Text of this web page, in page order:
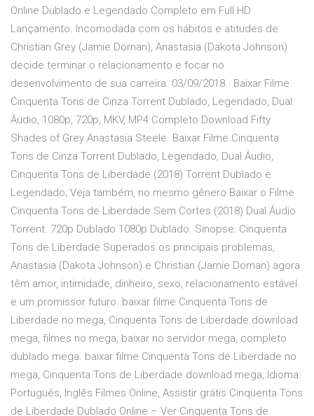
Online Dublado e Legendado Completo em Full HD
Lançamento. Incomodada com os hábitos e atitudes de
Christian Grey (Jamie Dornan), Anastasia (Dakota Johnson)
decide terminar o relacionamento e focar no
desenvolvimento de sua carreira. 03/09/2018 · Baixar Filme
Cinquenta Tons de Cinza Torrent Dublado, Legendado, Dual
Áudio, 1080p, 720p, MKV, MP4 Completo Download Fifty
Shades of Grey Anastasia Steele. Baixar Filme Cinquenta
Tons de Cinza Torrent Dublado, Legendado, Dual Áudio,
Cinquenta Tons de Liberdade (2018) Torrent Dublado e
Legendado; Veja também, no mesmo gênero Baixar o Filme
Cinquenta Tons de Liberdade Sem Cortes (2018) Dual Áudio
Torrent. 720p Dublado 1080p Dublado. Sinopse: Cinquenta
Tons de Liberdade Superados os principais problemas,
Anastasia (Dakota Johnson) e Christian (Jamie Dornan) agora
têm amor, intimidade, dinheiro, sexo, relacionamento estável
e um promissor futuro. baixar filme Cinquenta Tons de
Liberdade no mega, Cinquenta Tons de Liberdade download
mega, filmes no mega, baixar no servidor mega, completo
dublado mega. baixar filme Cinquenta Tons de Liberdade no
mega, Cinquenta Tons de Liberdade download mega, Idioma:
Português, Inglês Filmes Online, Assistir grátis Cinquenta Tons
de Liberdade Dublado Online – Ver Cinquenta Tons de